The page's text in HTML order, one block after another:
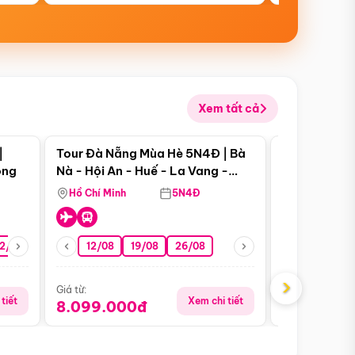
Xem tất cả
08 26/08 05/09 09/09 12/09
tiết
Điểm nổi bật
Tour Đà Nẵng Mùa Hè 5N4Đ | Bà
Nà - Hội An - Huế - La Vang -
Động Thiên Đường
Hồ Chí Minh 5N4Đ
12/08 19/08 26/08
Giá từ:
8.099.000đ Xem chi tiết
Giá từ:
›